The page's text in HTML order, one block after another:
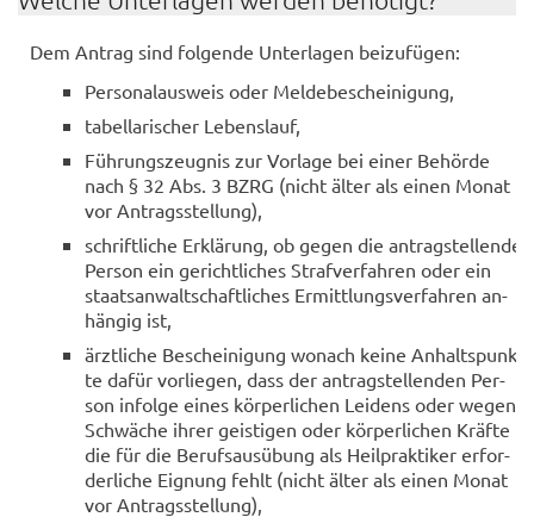
Dem An­trag sind fol­gen­de Un­ter­la­gen bei­zu­fü­gen:
Per­so­nal­aus­weis oder Mel­de­be­schei­ni­gung,
ta­bel­la­ri­scher Le­bens­lauf,
Füh­rungs­zeug­nis zur Vor­la­ge bei einer Be­hör­de
nach § 32 Abs. 3 BZRG (nicht älter als einen Monat
vor An­trags­stel­lung),
schrift­li­che Er­klä­rung, ob gegen die an­trag­stel­len­de
Per­son ein ge­richt­li­ches Straf­ver­fah­ren oder ein
staats­an­walt­schaft­li­ches Er­mitt­lungs­ver­fah­ren an­
hän­gig ist,
ärzt­li­che Be­schei­ni­gung wo­nach keine An­halts­punk­
te dafür vor­lie­gen, dass der an­trag­stel­len­den Per­
son in­fol­ge eines kör­per­li­chen Lei­dens oder wegen
Schwä­che ihrer geis­ti­gen oder kör­per­li­chen Kräf­te
die für die Be­rufs­aus­übung als Heil­prak­ti­ker er­for­
der­li­che Eig­nung fehlt (nicht älter als einen Monat
vor An­trags­stel­lung),